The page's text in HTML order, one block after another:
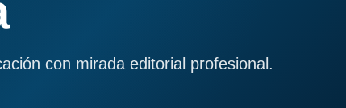
con mirada editorial profesional.